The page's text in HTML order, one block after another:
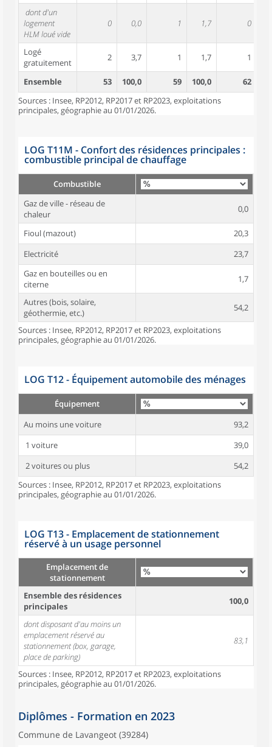
dont d'un
logement
HLM loué vide
0 0,0 1 1,7 0
Logé
gratuitement
2 3,7 1 1,7 1
Ensemble 53 100,0 59 100,0 62
Sources : Insee, RP2012, RP2017 et RP2023, exploitations
principales, géographie au 01/01/2026.
LOG T11M - Confort des résidences principales :
combustible principal de chauffage
Combustible
Gaz de ville - réseau de
chaleur
0,0
Fioul (mazout)
20,3
Electricité
23,7
Gaz en bouteilles ou en
citerne
1,7
Autres (bois, solaire,
géothermie, etc.)
54,2
Sources : Insee, RP2012, RP2017 et RP2023, exploitations
principales, géographie au 01/01/2026.
LOG T12 - Équipement automobile des ménages
Équipement
Au moins une voiture
93,2
1 voiture
39,0
2 voitures ou plus
54,2
Sources : Insee, RP2012, RP2017 et RP2023, exploitations
principales, géographie au 01/01/2026.
LOG T13 - Emplacement de stationnement
réservé à un usage personnel
Emplacement de
stationnement
Ensemble des résidences
principales
100,0
dont disposant d'au moins un
emplacement réservé au
stationnement (box, garage,
place de parking)
83,1
Sources : Insee, RP2012, RP2017 et RP2023, exploitations
principales, géographie au 01/01/2026.
Diplômes - Formation en 2023
Commune de Lavangeot (39284)